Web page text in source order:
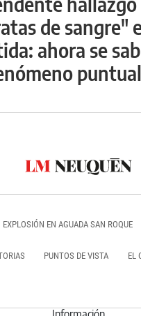
de sangre"
ahora se
EXPLOSIÓN EN AGUADA SAN ROQUE
PUNTOS DE VISTA EL